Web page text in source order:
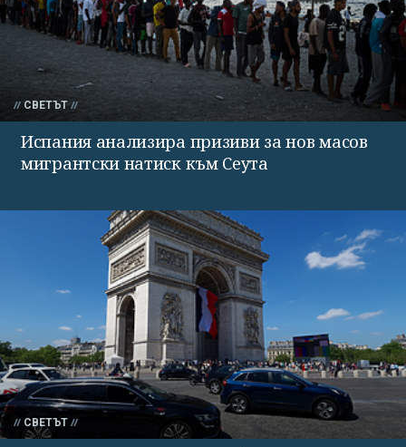
СВЕТЪТ
Испания анализира призиви за нов масов
мигрантски натиск към Сеута
СВЕТЪТ